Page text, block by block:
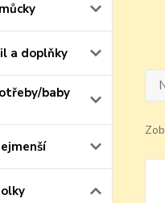
a doplňky
baby